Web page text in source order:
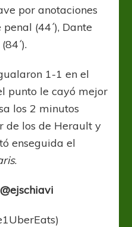
por anotaciones
(44´), Dante
1-1 en el
punto le cayó mejor
los 2 minutos
de los de Herault y
enseguida el
.